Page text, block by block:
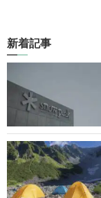
新着記事